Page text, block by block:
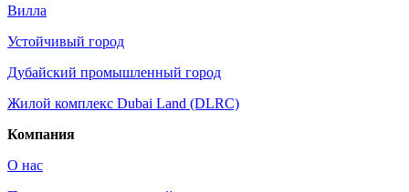
Вилла
Устойчивый город
Дубайский промышленный город
Жилой комплекс Dubai Land (DLRC)
Компания
О нас